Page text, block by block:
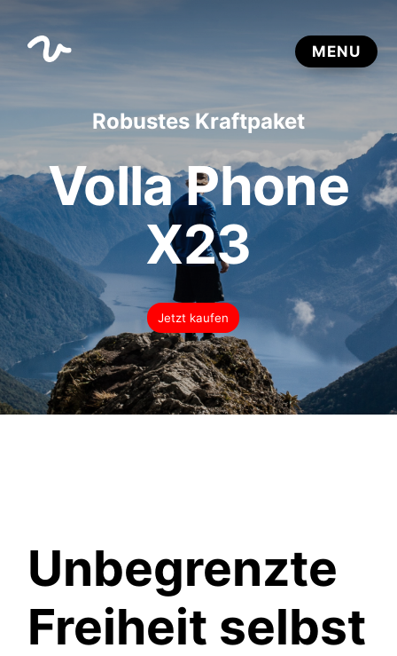
Robustes Kraftpaket
Volla Phone
X23
Jetzt kaufen
Unbegrenzte
Freiheit selbst